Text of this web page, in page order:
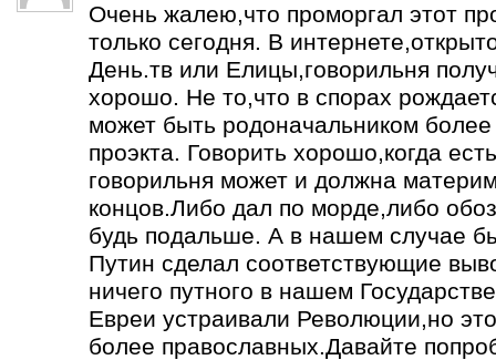
Очень жалею,что проморгал этот
только сегодня. В
День.тв или Елицы,говорильня
хорошо. Не то,что в спорах
может быть родоначальником более
проэкта. Говорить хорошо,когда
говорильня может и должна
концов.Либо дал по морде,либо
будь подальше. А в нашем случае
Путин сделал соответствующие
ничего путного в нашем
Евреи устраивали Революции,но
более православных.Давайте